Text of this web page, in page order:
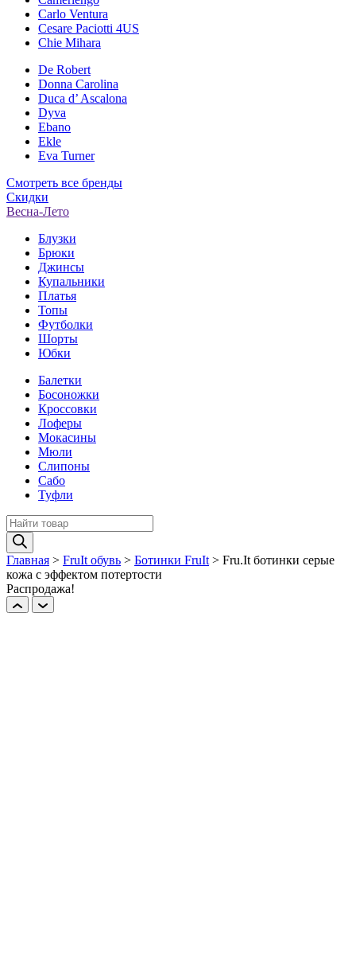
Carlo Ventura
Cesare Paciotti 4US
Chie Mihara
De Robert
Donna Carolina
Duca d’ Ascalona
Dyva
Ebano
Ekle
Eva Turner
Смотреть все бренды
Скидки
Весна-Лето
Блузки
Брюки
Джинсы
Купальники
Платья
Топы
Футболки
Шорты
Юбки
Балетки
Босоножки
Кроссовки
Лоферы
Мокасины
Мюли
Слипоны
Сабо
Туфли
Поиск
товаров
Главная > FruIt обувь > Ботинки FruIt > Fru.It ботинки серые
кожа с эффектом потертости
Распродажа!